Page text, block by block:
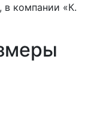
в компании «К.